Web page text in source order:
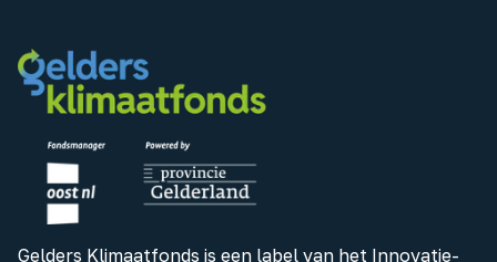
Gelders Klimaatfonds is een label van het Innovatie-